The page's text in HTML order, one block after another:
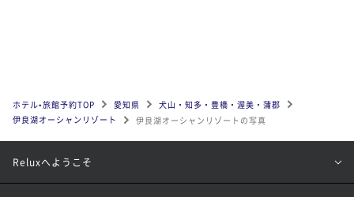
ホテル•旅館予約TOP 愛知県
犬山・知多・豊橋・渥美・蒲郡
伊良湖オーシャンリゾート
伊良湖オーシャンリゾートの写真
Reluxへようこそ